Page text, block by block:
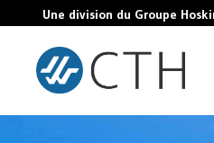
Une division du Groupe